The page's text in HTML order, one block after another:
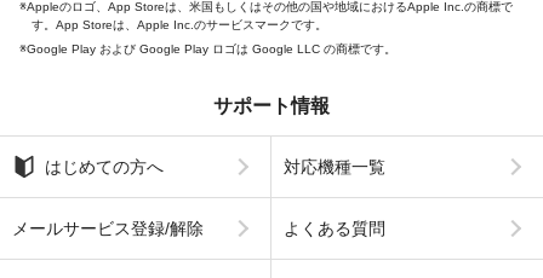
Appleのロゴ、App Storeは、米国もしくはその他の国や地域におけるApple Inc.の商標で
す。App Storeは、Apple Inc.のサービスマークです。
Google Play および Google Play ロゴは Google LLC の商標です。
サポート情報
はじめての方へ 対応機種一覧
メールサービス登録/解除 よくある質問